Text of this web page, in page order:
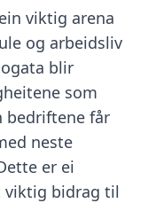
viktig arena
og arbeidsliv
blir
som
bedriftene får
neste
er ei
viktig bidrag til